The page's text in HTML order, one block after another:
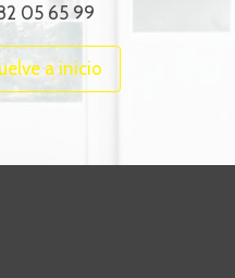
05 65 99
a inicio